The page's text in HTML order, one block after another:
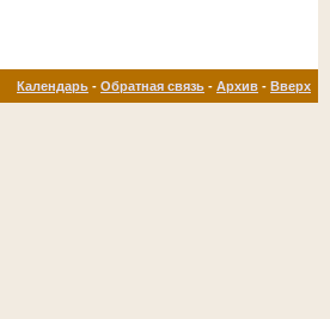
Календарь - Обратная связь - Архив - Вверх